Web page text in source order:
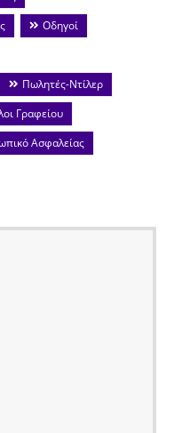
Οδηγοί
Πωλητές-Ντίλερ
Γραφείου
Ασφαλείας